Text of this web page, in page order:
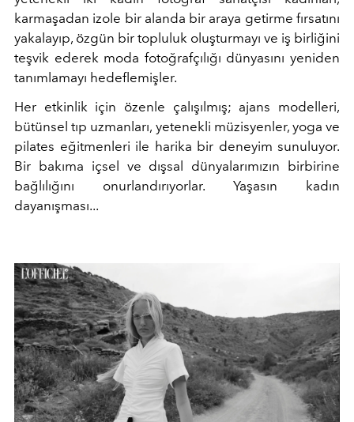
karmaşadan izole bir alanda bir araya getirme fırsatını
yakalayıp, özgün bir topluluk oluşturmayı ve iş birliğini
teşvik ederek moda fotoğrafçılığı dünyasını yeniden
tanımlamayı hedeflemişler.
Her etkinlik için özenle çalışılmış; ajans modelleri,
bütünsel tıp uzmanları, yetenekli müzisyenler, yoga ve
pilates eğitmenleri ile harika bir deneyim sunuluyor.
Bir bakıma içsel ve dışsal dünyalarımızın birbirine
bağlılığını onurlandırıyorlar. Yaşasın kadın
dayanışması...